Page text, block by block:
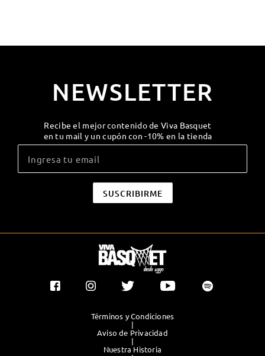
NEWSLETTER
Recibe el mejor contenido de Viva Basquet
en tu mail y un cupón con -10% en la tienda
Términos y Condiciones
|
Aviso de Privacidad
|
Nuestra Historia